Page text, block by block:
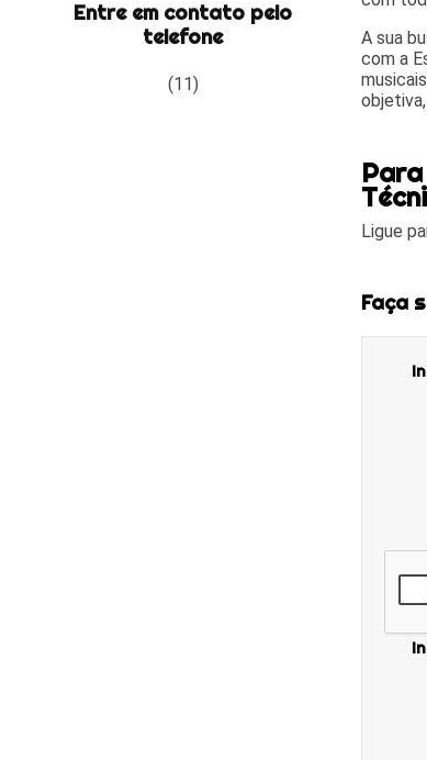
Entre em contato pelo
telefone
(11)
A sua
com a
Ligue
Faça